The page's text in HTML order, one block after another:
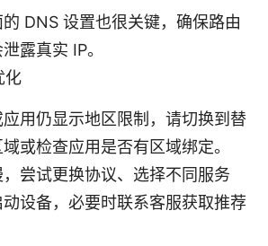
DNS 设置也很关键，确保路由
露真实 IP。
化
用仍显示地区限制，请切换到替
或检查应用是否有区域绑定。
尝试更换协议、选择不同服务
设备，必要时联系客服获取推荐